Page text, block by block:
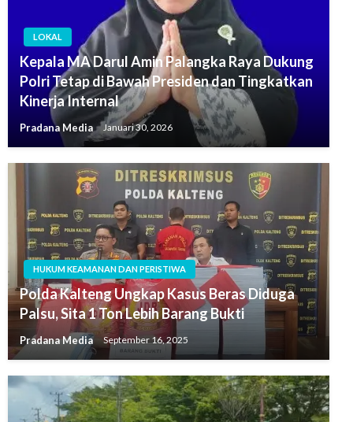
LOKAL
Kepala MA Darul Amin Palangka Raya Dukung
Polri Tetap di Bawah Presiden dan Tingkatkan
Kinerja Internal
Pradana Media Januari 30, 2026
HUKUM KEAMANAN DAN PERISTIWA
Polda Kalteng Ungkap Kasus Beras Diduga
Palsu, Sita 1 Ton Lebih Barang Bukti
Pradana Media September 16, 2025